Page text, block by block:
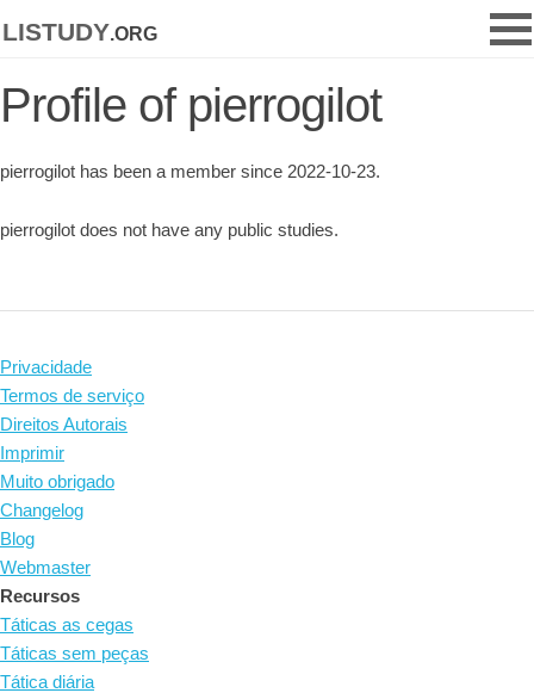
listudy.org
Profile of pierrogilot
pierrogilot has been a member since 2022-10-23.
pierrogilot does not have any public studies.
Privacidade
Termos de serviço
Direitos Autorais
Imprimir
Muito obrigado
Changelog
Blog
Webmaster
Recursos
Táticas as cegas
Táticas sem peças
Tática diária